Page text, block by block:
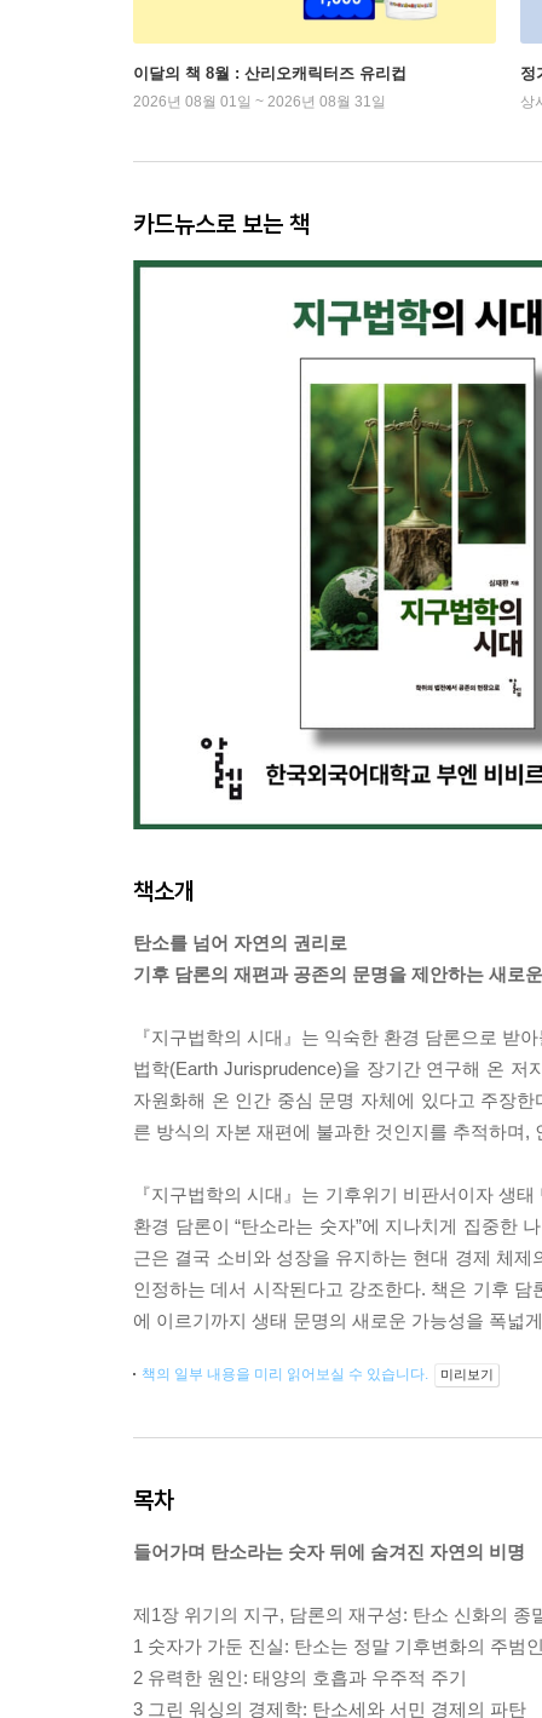
이달의 책 8월 : 산리오캐릭터즈 유리컵
2026년 08월 01일 ~ 2026년 08월 31일
정
상
카드뉴스로 보는 책
책소개
탄소를 넘어 자연의 권리로
기후 담론의 재편과 공존의 문명을 제안하는 새로
『지구법학의 시대』는 익숙한 환경 담론으로 받
법학(Earth Jurisprudence)을 장기간 연구해 온
자원화해 온 인간 중심 문명 자체에 있다고 주장
른 방식의 자본 재편에 불과한 것인지를 추적하며
『지구법학의 시대』는 기후위기 비판서이자 생
환경 담론이 “탄소라는 숫자”에 지나치게 집중한
근은 결국 소비와 성장을 유지하는 현대 경제 체
인정하는 데서 시작된다고 강조한다. 책은 기후
에 이르기까지 생태 문명의 새로운 가능성을 폭넓
책의 일부 내용을 미리 읽어보실 수 있습니다. 미리보기
목차
들어가며 탄소라는 숫자 뒤에 숨겨진 자연의 비명
제1장 위기의 지구, 담론의 재구성: 탄소 신화의 종
1 숫자가 가둔 진실: 탄소는 정말 기후변화의 주범
2 유력한 원인: 태양의 호흡과 우주적 주기
3 그린 워싱의 경제학: 탄소세와 서민 경제의 파탄